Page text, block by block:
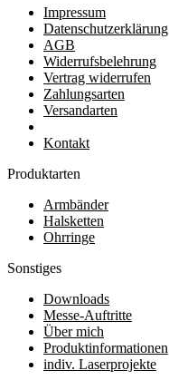
Impressum
Datenschutzerklärung
AGB
Widerrufsbelehrung
Vertrag widerrufen
Zahlungsarten
Versandarten
Kontakt
Produktarten
Armbänder
Halsketten
Ohrringe
Sonstiges
Downloads
Messe-Auftritte
Über mich
Produktinformationen
indiv. Laserprojekte